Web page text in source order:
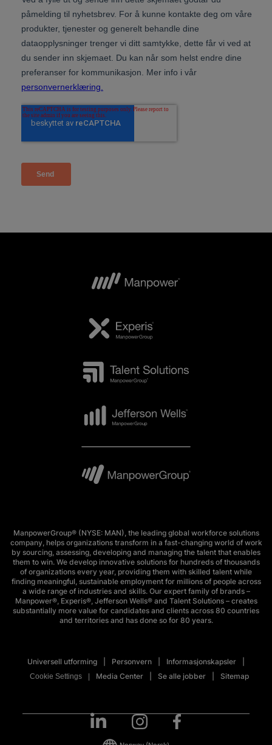
ManpowerGroup® (NYSE: MAN), the leading global workforce solutions
company, helps organizations transform in a fast-changing world of work
by sourcing, assessing, developing and managing the talent that enables
them to win. We develop innovative solutions for hundreds of thousands
of organizations every year, providing them with skilled talent while
finding meaningful, sustainable employment for millions of people across
a wide range of industries and skills. Our expert family of brands –
Manpower®, Experis®, Jefferson Wells® and Talent Solutions – creates
substantially more value for candidates and clients across 80 countries
and territories and has done so for 80 years.
Universell utforming Personvern Informasjonskapsler
Cookie Settings Media Center Se alle jobber Sitemap